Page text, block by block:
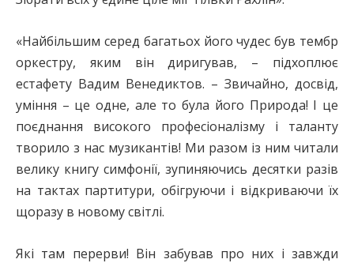
«Найбільшим серед багатьох його чудес був тембр
оркестру, яким він диригував, – підхоплює
естафету Вадим Венедиктов. – Звичайно, досвід,
уміння – це одне, але то була його Природа! І це
поєднання високого професіоналізму і таланту
творило з нас музикантів! Ми разом із ним читали
велику книгу симфонії, зупиняючись десятки разів
на тактах партитури, обігруючи і відкриваючи їх
щоразу в новому світлі.
Які там перерви! Він забував про них і завжди